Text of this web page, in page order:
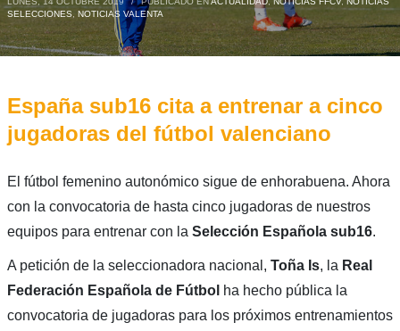
SELECCIONES, NOTICIAS VALENTA
España sub16 cita a entrenar a cinco
jugadoras del fútbol valenciano
El fútbol femenino autonómico sigue de enhorabuena. Ahora
con la convocatoria de hasta cinco jugadoras de nuestros
equipos para entrenar con la Selección Española sub16.
A petición de la seleccionadora nacional, Toña Is, la Real
Federación Española de Fútbol ha hecho pública la
convocatoria de jugadoras para los próximos entrenamientos